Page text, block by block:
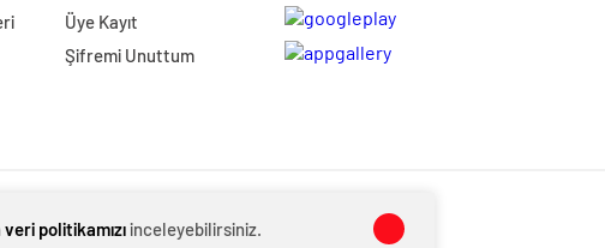
Üye Kayıt
Şifremi Unuttum
veri politikamızıinceleyebilirsiniz.